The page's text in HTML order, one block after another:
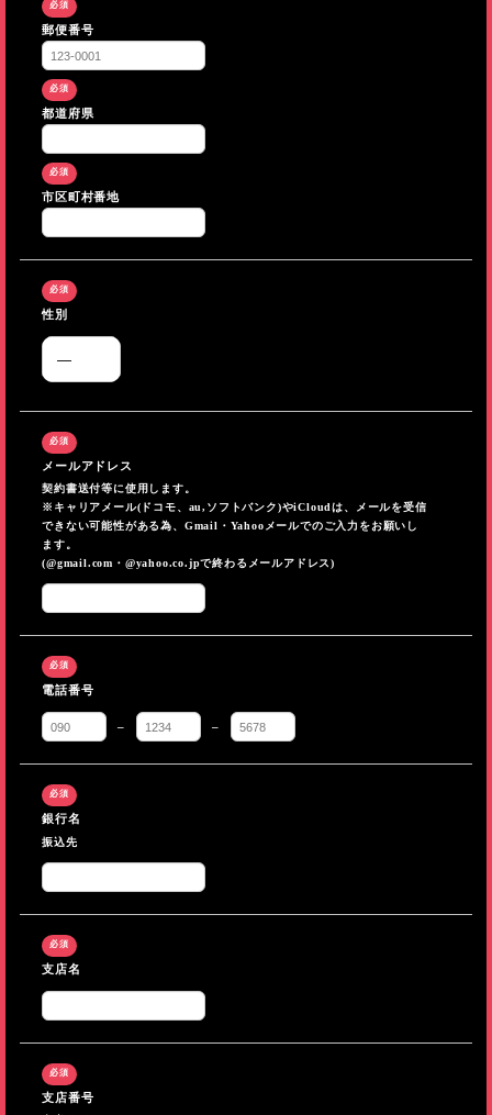
郵便番号
都道府県
市区町村番地
性別
メールアドレス
契約書送付等に使用します。
※キャリアメール(ドコモ、au,ソフトバンク)やiCloudは、メールを受信
できない可能性がある為、Gmail・Yahooメールでのご入力をお願いし
ます。
(@gmail.com・@yahoo.co.jpで終わるメールアドレス)
電話番号
– –
銀行名
振込先
支店名
支店番号